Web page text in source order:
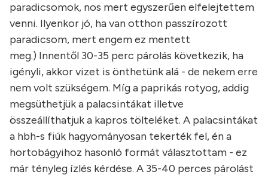
paradicsomok, nos mert egyszerűen elfelejtettem
venni. Ilyenkor jó, ha van otthon passzírozott
paradicsom, mert engem ez mentett
meg.) Innentől 30-35 perc párolás következik, ha
igényli, akkor vizet is önthetünk alá - de nekem erre
nem volt szükségem. Míg a paprikás rotyog, addig
megsüthetjük a palacsintákat illetve
összeállíthatjuk a kapros tölteléket. A palacsintákat
a hbh-s fiúk hagyományosan tekerték fel, én a
hortobágyihoz hasonló formát választottam - ez
már tényleg ízlés kérdése. A 35-40 perces párolást